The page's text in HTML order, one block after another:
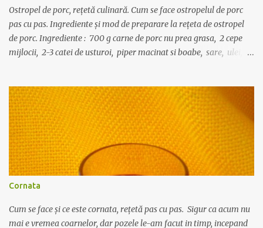
repede, pierde apa și rămâne un fel de brânză zguroasă și
neplăcută la gust c...
Ostropel de porc, rețetă culinară. Cum se face ostropelul de porc
pas cu pas. Ingrediente și mod de preparare la rețeta de ostropel
de porc. Ingrediente : 700 g carne de porc nu prea grasa, 2 cepe
mijlocii, 2-3 catei de usturoi, piper macinat si boabe, sare, ulei, o
linguri de ulei sa se rumeneasca pe toate partile, la foc mic. Intre
timp, intr-o tigaie se caleste in 2 linguri de ulei ceapa curatata,
spalata si taiata marunt, cu un praf de sare. Dupa ce devine
translucida se adauga lingurita de faina, se amesteca bine cu ceapa
si uleiul, si imediat se toarna un pahar de apa (200 ml) calda sau
supa de oase, daca aveti la indemana. Se amesteca des ca sa nu se
formeze cocoloase de faina, apoi se toarna sosul si ceapa peste
Cornata
Cum se face și ce este cornata, rețetă pas cu pas. Sigur ca acum nu
mai e vremea coarnelor, dar pozele le-am facut in timp, incepand